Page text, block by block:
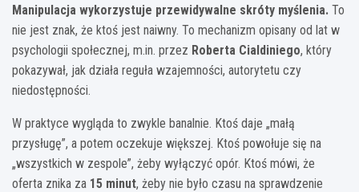
Manipulacja wykorzystuje przewidywalne skróty myślenia. To
nie jest znak, że ktoś jest naiwny. To mechanizm opisany od lat w
psychologii społecznej, m.in. przez Roberta Cialdiniego, który
pokazywał, jak działa reguła wzajemności, autorytetu czy
niedostępności.
W praktyce wygląda to zwykle banalnie. Ktoś daje „małą
przysługę”, a potem oczekuje większej. Ktoś powołuje się na
„wszystkich w zespole”, żeby wyłączyć opór. Ktoś mówi, że
oferta znika za 15 minut, żeby nie było czasu na sprawdzenie